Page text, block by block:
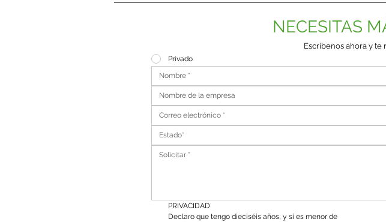
NECESITAS
Escríbenos ahora y
Privado
Estado*
PRIVACIDAD
Declaro que tengo dieciséis años, y si es menor de